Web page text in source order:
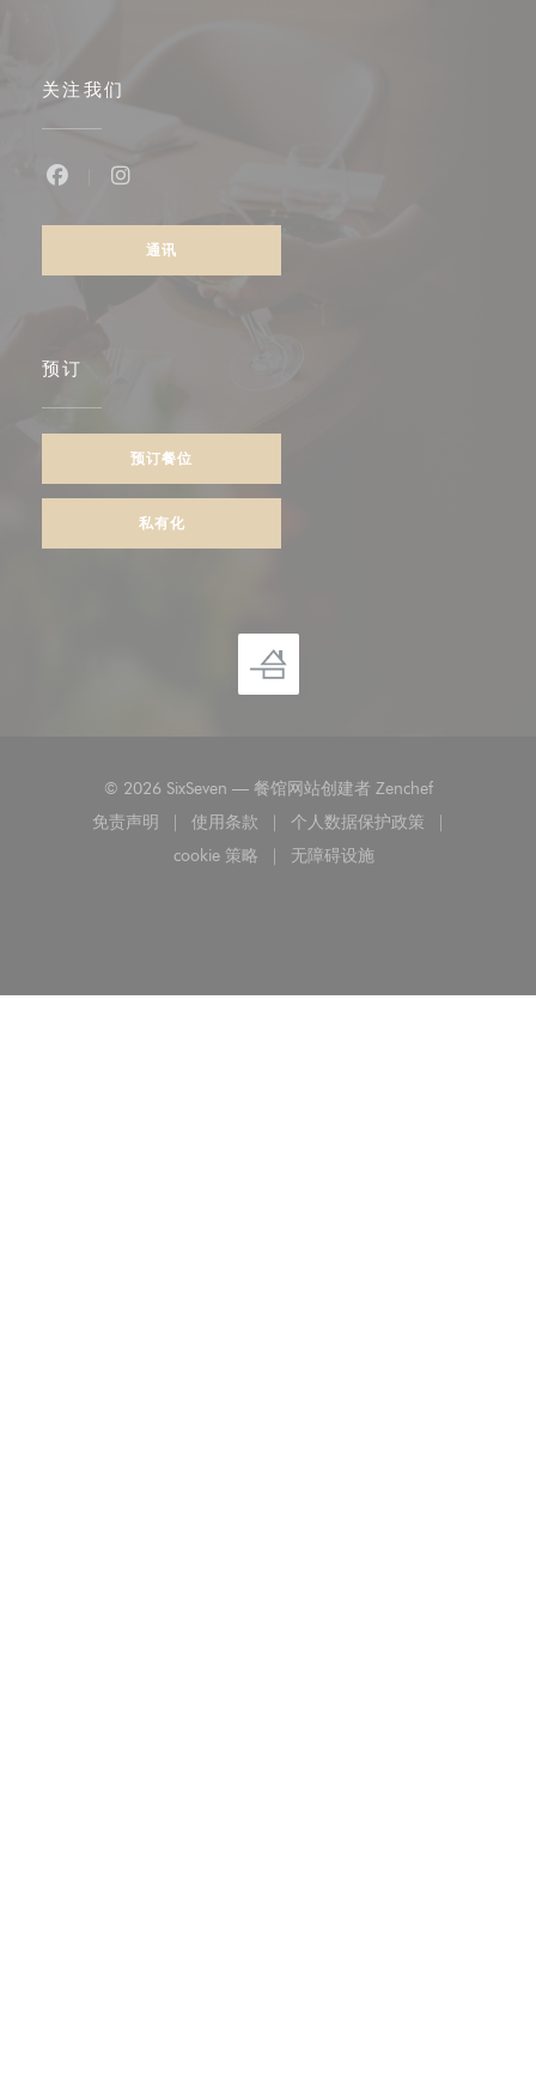
关注我们
通讯
预订
预订餐位
私有化
© 2026 SixSeven — 餐馆网站创建者 Zenchef((在新窗口中
免责声明
((在新窗口中打开))
使用条款
((在新窗口中打开))
个人数据保护政策
((在新窗口中打开))
cookie 策略
((在新窗口中打开))
无障碍设施
((在新窗口中打开))